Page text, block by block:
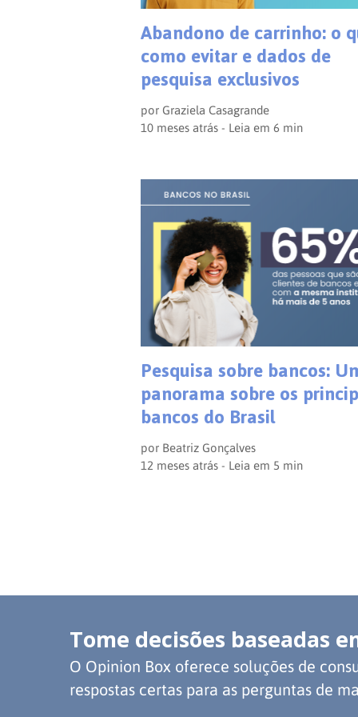
Abandono de carrinho: o
como evitar e dados de
pesquisa exclusivos
por Graziela Casagrande
10 meses atrás - Leia em6 min
Pesquisa sobre bancos:
panorama sobre os
bancos do Brasil
por Beatriz Gonçalves
12 meses atrás - Leia em 5 min
Tome decisões baseadas
O Opinion Box oferece soluções de
respostas certas para as perguntas de